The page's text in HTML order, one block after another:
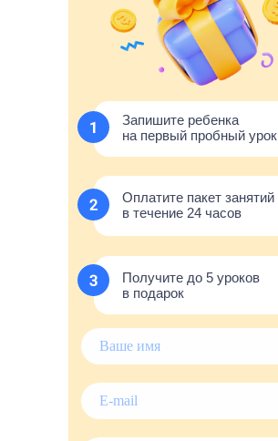
Запишите ребенка
на первый пробный урок
Оплатите пакет занятий
в течение 24 часов
Получите до 5 уроков
в подарок